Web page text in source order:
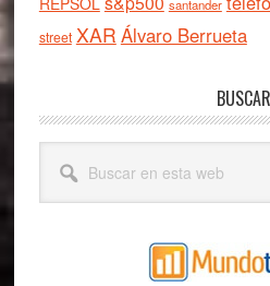
santander
street XAR Álvaro Berrueta
BUSCAR
esta